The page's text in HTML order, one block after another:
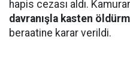
hapis cezası aldı.
davranışla kasten
beraatine karar verildi.